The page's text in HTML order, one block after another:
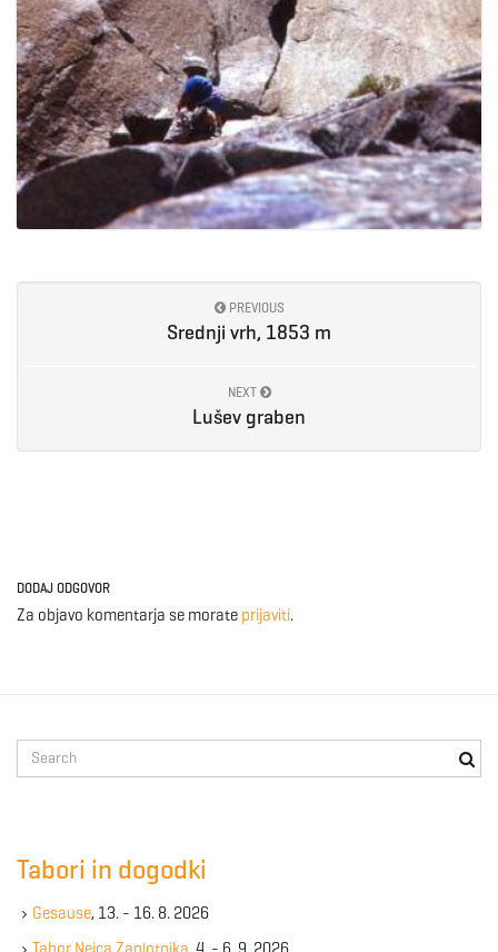
PREVIOUS
Srednji vrh, 1853 m
NEXT
Lušev graben
DODAJ ODGOVOR
Za objavo komentarja se morate prijaviti.
e
e
y
Tabori in dogodki
Gesause, 13. - 16. 8. 2026